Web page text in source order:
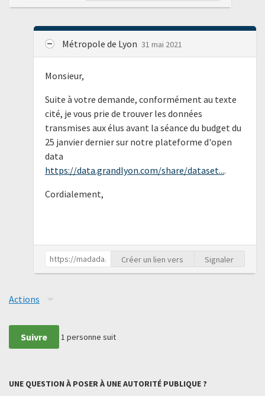
Métropole de Lyon 31 mai 2021
Monsieur,
Suite à votre demande, conformément au texte
cité, je vous prie de trouver les données
transmises aux élus avant la séance du budget du
25 janvier dernier sur notre plateforme d'open
data
https://data.grandlyon.com/share/dataset....
Cordialement,
Créer un lien vers Signaler
Actions
Suivre 1 personne suit
UNE QUESTION À POSER À UNE AUTORITÉ PUBLIQUE ?